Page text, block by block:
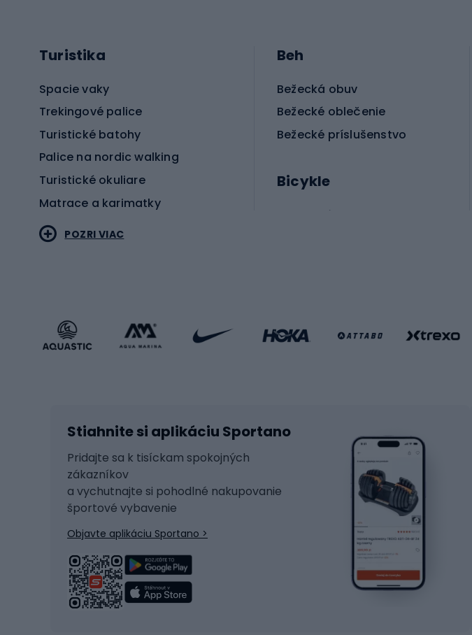
Turistika
Spacie vaky
Trekingové palice
Turistické batohy
Palice na nordic walking
Turistické okuliare
Matrace a karimatky
Príslušenstvo v športovom štýle
Beh na lyžiach
Skitouring
Korčule
Snowboard
Turistická obuv
Trekingová obuv
Beh
Bežecká obuv
Bežecké oblečenie
Bežecké príslušenstvo
Bicykle
Elektrické bicykle
Bicykle pre deti
Tašky na bicykel
Svetlá na bicykli
Sedadlá pre bicykle
Zámky na bicykle
Batohy na bicykel
Časti bicyklov
POZRI VIAC
Stiahnite si aplikáciu Sportano
Pridajte sa k tisíckam spokojných
zákazníkov
a vychutnajte si pohodlné nakupovanie
športové vybavenie
Objavte aplikáciu Sportano >